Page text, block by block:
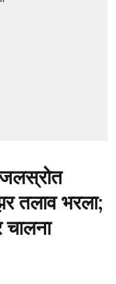
तलाव भरला;
चालना